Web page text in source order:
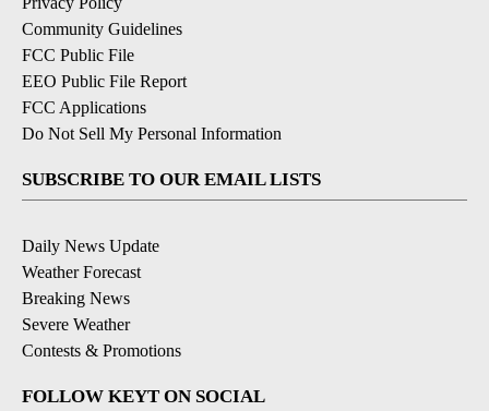
Community Guidelines
FCC Public File
EEO Public File Report
FCC Applications
Do Not Sell My Personal Information
SUBSCRIBE TO OUR EMAIL LISTS
Daily News Update
Weather Forecast
Breaking News
Severe Weather
Contests & Promotions
FOLLOW KEYT ON SOCIAL